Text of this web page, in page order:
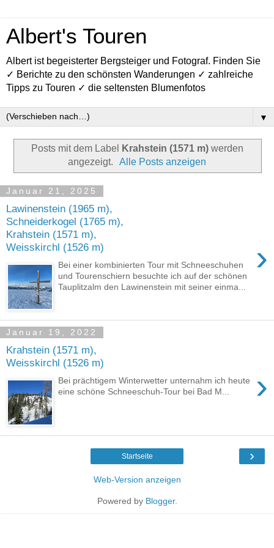
Albert's Touren
Albert ist begeisterter Bergsteiger und Fotograf. Finden Sie
✓ Berichte zu den schönsten Wanderungen ✓ zahlreiche
Tipps zu Touren ✓ die seltensten Blumenfotos
▼
Posts mit dem Label Krahstein (1571 m)werden
angezeigt.
Alle Posts anzeigen
Januar 21, 2025
Lawinenstein (1965 m),
Schneiderkogel (1765 m),
Krahstein (1571 m),
Weisskirchl (1526 m)
›
Bei einer kombinierten Tour mit Schneeschuhen
und Tourenschiern besuchte ich auf der schönen
Tauplitzalm den Lawinenstein mit seiner einma...
Januar 19, 2022
Krahstein (1571 m),
Weisskirchl (1526 m)
›
Bei prächtigem Winterwetter unternahm ich heute
eine schöne Schneeschuh-Tour bei Bad M...
›
Startseite
Web-Version anzeigen
Powered by Blogger.